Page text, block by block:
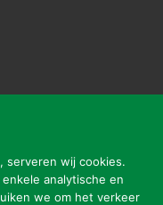
serveren wij cookies.
analytische en
we om het verkeer